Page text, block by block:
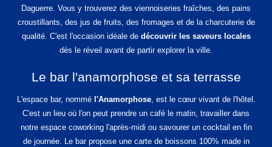
Daguerre. Vous y trouverez des viennoiseries fraîches, des pains
croustillants, des jus de fruits, des fromages et de la charcuterie de
qualité. C'est l'occasion idéale de découvrir les saveurs locales
dès le réveil avant de partir explorer la ville.
Le bar l'anamorphose et sa terrasse
L'espace bar, nommé l'Anamorphose, est le cœur vivant de l'hôtel.
C'est un lieu où l'on peut prendre un café le matin, travailler dans
notre espace coworking l'après-midi ou savourer un cocktail en fin
de journée. Le bar propose une carte de boissons 100% made in